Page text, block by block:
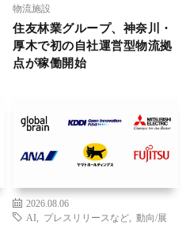
物流施設
住友林業グループ、神奈川・
厚木で初の自社運営型物流拠
点が稼働開始
2026.08.06
AI
プレスリリースなど
動向/展